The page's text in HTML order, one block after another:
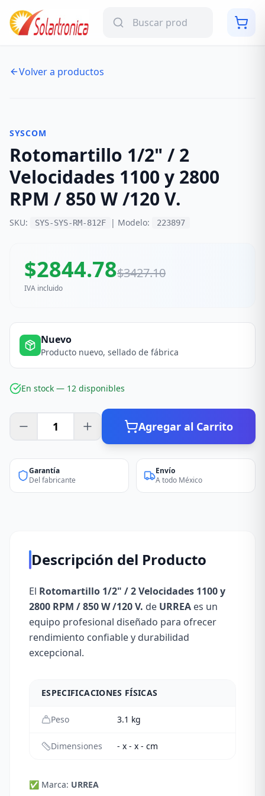
Volver a productos
SYSCOM
Rotomartillo 1/2" / 2
Velocidades 1100 y 2800
RPM / 850 W /120 V.
SKU: SYS-SYS-RM-812F | Modelo: 223897
$2844.78$3427.10
IVA incluido
Nuevo
Producto nuevo, sellado de fábrica
En stock — 12 disponibles
Agregar al Carrito
Garantía
Del fabricante
Envío
A todo México
Descripción del Producto
El Rotomartillo 1/2" / 2 Velocidades 1100 y
2800 RPM / 850 W /120 V. de URREA es un
equipo profesional diseñado para ofrecer
rendimiento confiable y durabilidad
excepcional.
ESPECIFICACIONES FÍSICAS
Peso 3.1 kg
Dimensiones - x - x - cm
✅ Marca: URREA